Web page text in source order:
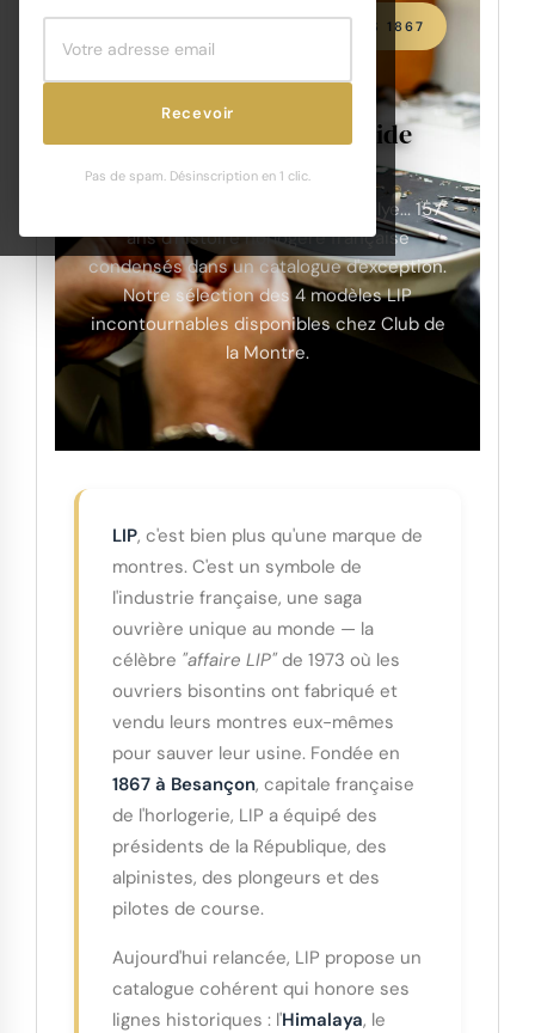
Recevoir
Pas de spam. Désinscription en 1 clic.
HORLOGERIE FRANÇAISE DEPUIS 1867
Montre
l'icône française — guide
2026
LIP Himalaya, Churchill, Nautic, Rallye... 157
ans d'histoire horlogère française
condensés dans un catalogue d'exception.
Notre sélection des 4 modèles LIP
incontournables disponibles chez Club de
la Montre.
LIP, c'est bien plus qu'une marque de
montres. C'est un symbole de
l'industrie française, une saga
ouvrière unique au monde — la
célèbre "affaire LIP" de 1973 où les
ouvriers bisontins ont fabriqué et
vendu leurs montres eux-mêmes
pour sauver leur usine. Fondée en
1867 à Besançon, capitale française
de l'horlogerie, LIP a équipé des
présidents de la République, des
alpinistes, des plongeurs et des
pilotes de course.
Aujourd'hui relancée, LIP propose un
catalogue cohérent qui honore ses
lignes historiques : l'Himalaya, le